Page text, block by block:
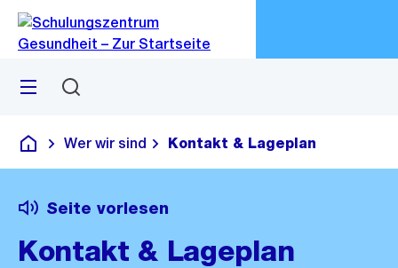
Navigation
Sprunglink
Menü
Schulungszentrum Gesundheit
Wer wir sind Kontakt & Lageplan
Seite vorlesen
Kontakt & Lageplan